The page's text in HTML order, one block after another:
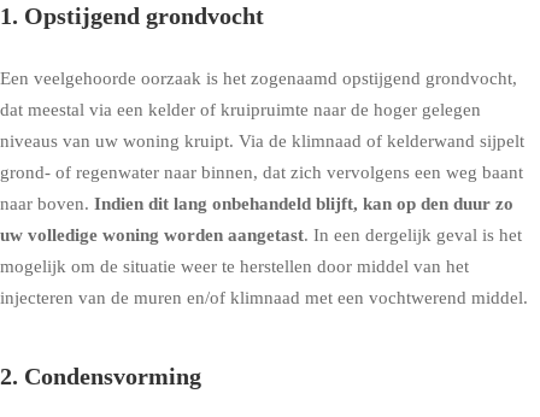
1. Opstijgend grondvocht
Een veelgehoorde oorzaak is het zogenaamd opstijgend grondvocht,
dat meestal via een kelder of kruipruimte naar de hoger gelegen
niveaus van uw woning kruipt. Via de klimnaad of kelderwand sijpelt
grond- of regenwater naar binnen, dat zich vervolgens een weg baant
naar boven. Indien dit lang onbehandeld blijft, kan op den duur zo
uw volledige woning worden aangetast. In een dergelijk geval is het
mogelijk om de situatie weer te herstellen door middel van het
injecteren van de muren en/of klimnaad met een vochtwerend middel.
2. Condensvorming